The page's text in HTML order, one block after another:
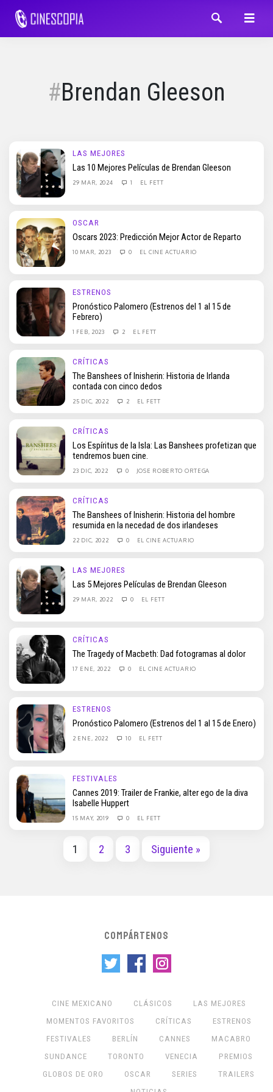
Brendan Gleeson
LAS MEJORES
Las 10 Mejores Películas de Brendan Gleeson
29 MAR, 2024 1 EL FETT
OSCAR
Oscars 2023: Predicción Mejor Actor de Reparto
10 MAR, 2023 0 EL CINE ACTUARIO
ESTRENOS
Pronóstico Palomero (Estrenos del 1 al 15 de
Febrero)
1 FEB, 2023 2 EL FETT
CRÍTICAS
The Banshees of Inisherin: Historia de Irlanda
contada con cinco dedos
25 DIC, 2022 2 EL FETT
CRÍTICAS
Los Espíritus de la Isla: Las Banshees profetizan que
tendremos buen cine.
23 DIC, 2022 0 JOSE ROBERTO ORTEGA
CRÍTICAS
The Banshees of Inisherin: Historia del hombre
resumida en la necedad de dos irlandeses
22 DIC, 2022 0 EL CINE ACTUARIO
LAS MEJORES
Las 5 Mejores Películas de Brendan Gleeson
29 MAR, 2022 0 EL FETT
CRÍTICAS
The Tragedy of Macbeth: Dad fotogramas al dolor
17 ENE, 2022 0 EL CINE ACTUARIO
ESTRENOS
Pronóstico Palomero (Estrenos del 1 al 15 de Enero)
2 ENE, 2022 10 EL FETT
FESTIVALES
Cannes 2019: Trailer de Frankie, alter ego de la diva
Isabelle Huppert
15 MAY, 2019 0 EL FETT
1 2 3 Siguiente »
COMPÁRTENOS
CINE MEXICANO CLÁSICOS
LAS MEJORES
MOMENTOS FAVORITOS
CRÍTICAS
ESTRENOS
FESTIVALES
BERLÍN CANNES
MACABRO
SUNDANCE
TORONTO VENECIA
PREMIOS
GLOBOS DE ORO
OSCAR SERIES
TRAILERS